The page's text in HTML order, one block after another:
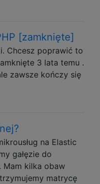
[zamknięte]
Chcesz poprawić to
3 lata temu .
zawsze kończy się
na Elastic
gałęzie do
Mam kilka obaw
matrycę